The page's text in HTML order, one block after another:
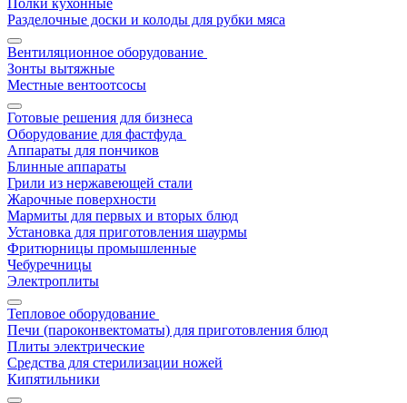
Полки кухонные
Разделочные доски и колоды для рубки мяса
Вентиляционное оборудование
Зонты вытяжные
Местные вентоотсосы
Готовые решения для бизнеса
Оборудование для фастфуда
Аппараты для пончиков
Блинные аппараты
Грили из нержавеющей стали
Жарочные поверхности
Мармиты для первых и вторых блюд
Установка для приготовления шаурмы
Фритюрницы промышленные
Чебуречницы
Электроплиты
Тепловое оборудование
Печи (пароконвектоматы) для приготовления блюд
Плиты электрические
Средства для стерилизации ножей
Кипятильники